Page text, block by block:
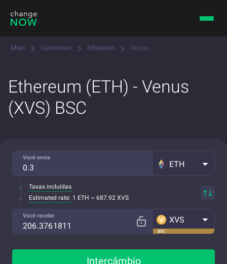
Main Currencies Ethereum Venus
Ethereum (ETH) - Venus
(XVS) BSC
Você envia
ETH
Taxas incluídas
Estimated rate: 1 ETH ~ 687.92 XVS
Você recebe
BSC
XVS
Intercâmbio